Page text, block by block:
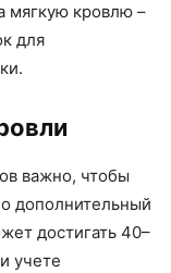
мягкую кровлю –
для
важно, чтобы
дополнительный
достигать 40–
учете